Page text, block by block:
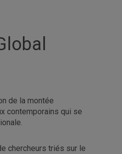
de la montée
contemporains qui se
chercheurs triés sur le